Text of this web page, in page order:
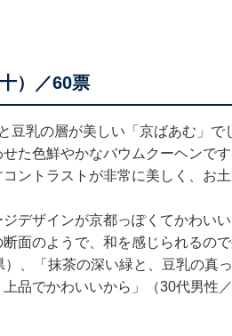
）／60票
豆乳の層が美しい「京ばあむ」
た色鮮やかなバウムクーヘンで
ントラストが非常に美しく、お
デザインが京都っぽくてかわい
面のようで、和を感じられるの
、「抹茶の深い緑と、豆乳の真
品でかわいいから」（30代男性